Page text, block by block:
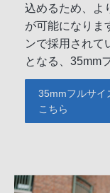
込めるため、よ
が可能になりま
ンで採用されて
となる、35mm
35mmフルサイ
こちら